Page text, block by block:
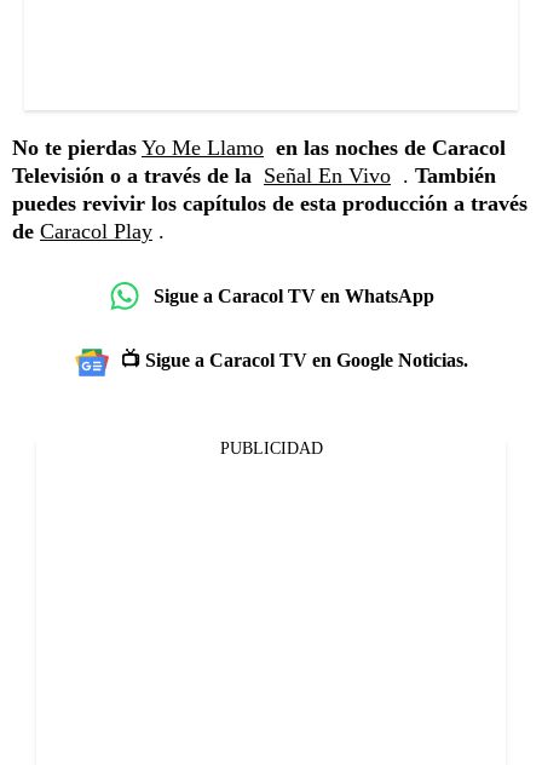
No te pierdas Yo Me Llamo en las noches de Caracol
Televisión o a través de la Señal En Vivo . También
puedes revivir los capítulos de esta producción a través
de Caracol Play .
Sigue a Caracol TV en WhatsApp
📺 Sigue a Caracol TV en Google Noticias.
PUBLICIDAD